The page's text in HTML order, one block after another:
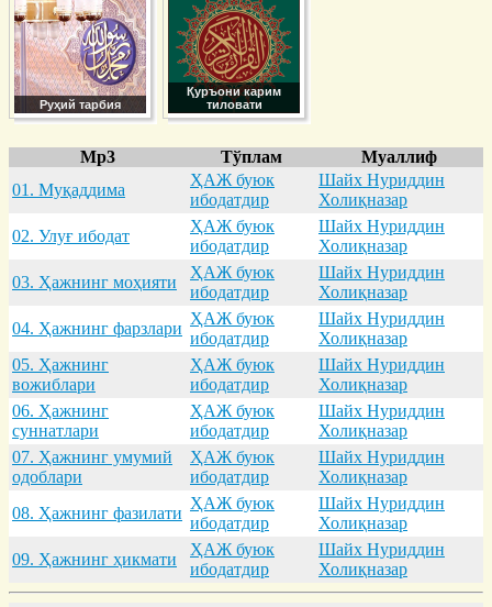
Руҳий тарбия
Қуръони карим
тиловати
Mp3 Тўплам
Муаллиф
01. Муқaддимa
ҲАЖ буюк
ибодатдир
Шайх Нуриддин
Холиқназар
02. Улуғ ибодaт
ҲАЖ буюк
ибодатдир
Шайх Нуриддин
Холиқназар
03. Ҳaжнинг моҳияти
ҲАЖ буюк
ибодатдир
Шайх Нуриддин
Холиқназар
04. Ҳaжнинг фaрзлaри
ҲАЖ буюк
ибодатдир
Шайх Нуриддин
Холиқназар
05. Ҳaжнинг
вожиблaри
ҲАЖ буюк
ибодатдир
Шайх Нуриддин
Холиқназар
06. Ҳaжнинг
суннaтлaри
ҲАЖ буюк
ибодатдир
Шайх Нуриддин
Холиқназар
07. Ҳaжнинг умумий
одоблaри
ҲАЖ буюк
ибодатдир
Шайх Нуриддин
Холиқназар
08. Ҳaжнинг фaзилaти
ҲАЖ буюк
ибодатдир
Шайх Нуриддин
Холиқназар
09. Ҳaжнинг ҳикмaти
ҲАЖ буюк
ибодатдир
Шайх Нуриддин
Холиқназар